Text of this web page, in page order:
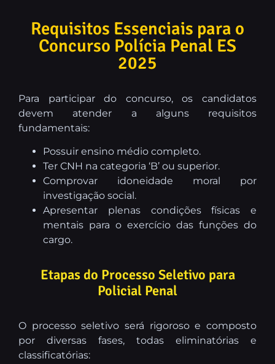
Requisitos Essenciais para o
Concurso Polícia Penal ES
2025
Para participar do concurso, os candidatos
devem atender a alguns requisitos
fundamentais:
Possuir ensino médio completo.
Ter CNH na categoria ‘B’ ou superior.
Comprovar idoneidade moral por
investigação social.
Apresentar plenas condições físicas e
mentais para o exercício das funções do
cargo.
Etapas do Processo Seletivo para
Policial Penal
O processo seletivo será rigoroso e composto
por diversas fases, todas eliminatórias e
classificatórias: